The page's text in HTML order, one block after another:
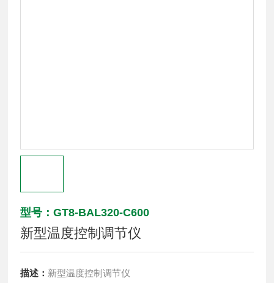
型号：GT8-BAL320-C600
新型温度控制调节仪
描述： 新型温度控制调节仪